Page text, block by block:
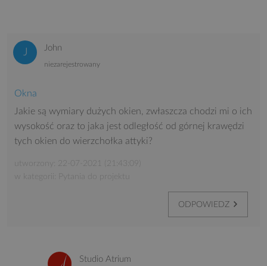
John
niezarejestrowany
Okna
Jakie są wymiary dużych okien, zwłaszcza chodzi mi o ich
wysokość oraz to jaka jest odległość od górnej krawędzi
tych okien do wierzchołka attyki?
utworzony: 22-07-2021 (21:43:09)
w kategorii: Pytania do projektu
ODPOWIEDZ
Studio Atrium